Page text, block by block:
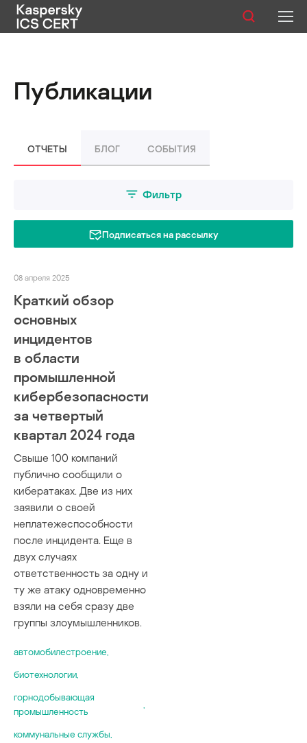
Услуги
Статистика
Русский
Публикации
ОТЧЕТЫ БЛОГ СОБЫТИЯ
Фильтр
Подписаться на рассылку
08 апреля 2025
Краткий обзор
основных
инцидентов
в области
промышленной
кибербезопасности
за четвертый
квартал 2024 года
Свыше 100 компаний
публично сообщили о
кибератаках. Две из них
заявили о своей
неплатежеспособности
после инцидента. Еще в
двух случаях
ответственность за одну и
ту же атаку одновременно
взяли на себя сразу две
группы злоумышленников.
автомобилестроение
биотехнологии
горнодобывающая
промышленность
коммунальные службы